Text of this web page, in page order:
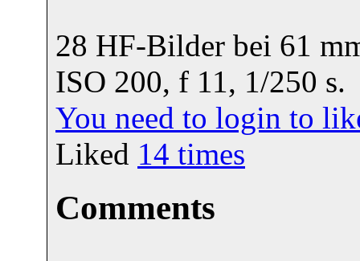
28 HF-Bilder bei 61
ISO 200, f 11, 1/250 s.
You need to login to
Liked 14 times
Comments